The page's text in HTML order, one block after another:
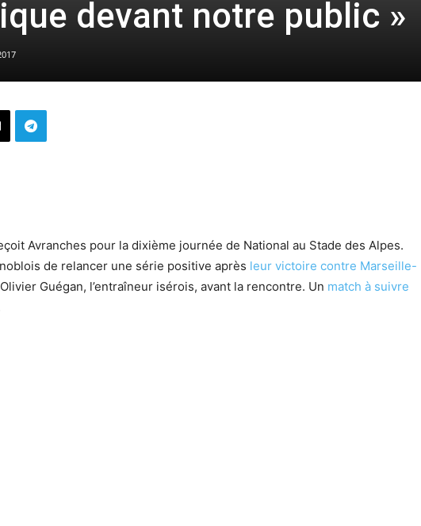
devant notre public »
Avranches pour la dixième journée de National au Stade des Alpes.
de relancer une série positive après leur victoire contre Marseille-
Guégan, l’entraîneur isérois, avant la rencontre. Un match à suivre